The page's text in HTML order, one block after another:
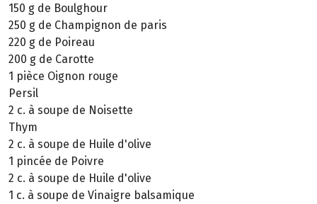
150 g de Boulghour
250 g de Champignon de paris
220 g de Poireau
200 g de Carotte
1 pièce Oignon rouge
Persil
2 c. à soupe de Noisette
Thym
2 c. à soupe de Huile d'olive
1 pincée de Poivre
2 c. à soupe de Huile d'olive
1 c. à soupe de Vinaigre balsamique